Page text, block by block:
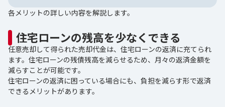
各メリットの詳しい内容を解説します。
住宅ローンの残高を少なくできる
任意売却して得られた売却代金は、住宅ローンの返済に充てられ
ます。住宅ローンの残債残高を減らせるため、月々の返済金額を
減らすことが可能です。
住宅ローンの返済に困っている場合にも、負担を減らす形で返済
できるメリットがあります。